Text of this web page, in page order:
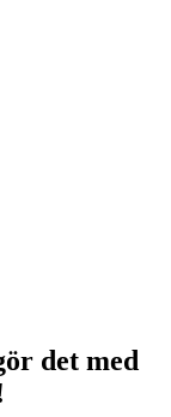
det med